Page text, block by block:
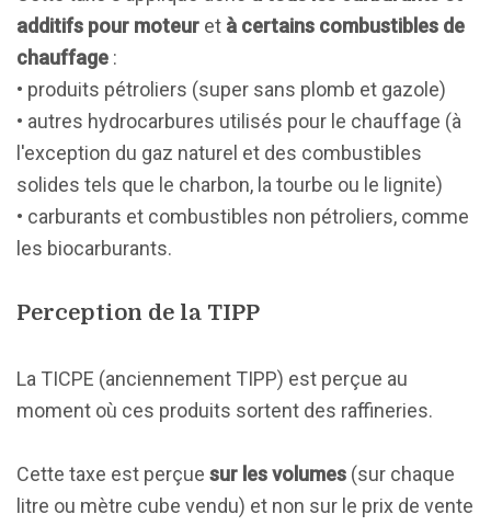
additifs pour moteur et à certains combustibles de
chauffage :
• produits pétroliers (super sans plomb et gazole)
• autres hydrocarbures utilisés pour le chauffage (à
l'exception du gaz naturel et des combustibles
solides tels que le charbon, la tourbe ou le lignite)
• carburants et combustibles non pétroliers, comme
les biocarburants.
Perception de la TIPP
La TICPE (anciennement TIPP) est perçue au
moment où ces produits sortent des raffineries.
Cette taxe est perçue sur les volumes (sur chaque
litre ou mètre cube vendu) et non sur le prix de vente